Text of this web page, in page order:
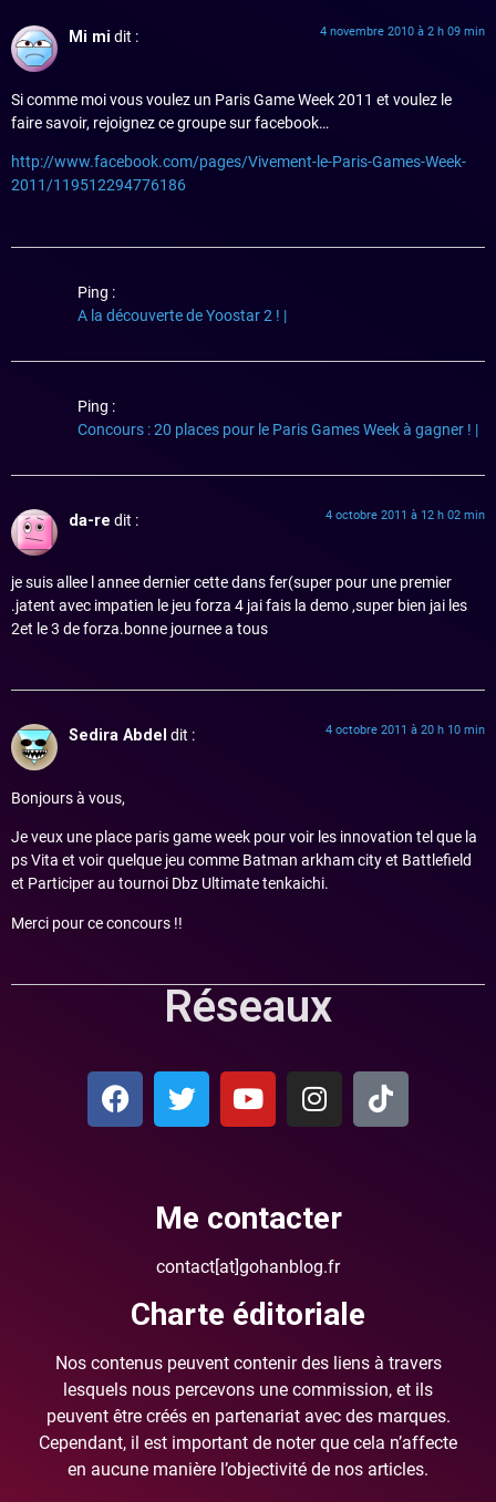
Mi mi dit : 4 novembre 2010 à 2 h 09 min
Si comme moi vous voulez un Paris Game Week 2011 et voulez le
faire savoir, rejoignez ce groupe sur facebook…
http://www.facebook.com/pages/Vivement-le-Paris-Games-Week-
2011/119512294776186
Ping :
A la découverte de Yoostar 2 ! |
Ping :
Concours : 20 places pour le Paris Games Week à gagner ! |
da-re dit : 4 octobre 2011 à 12 h 02 min
je suis allee l annee dernier cette dans fer(super pour une premier
.jatent avec impatien le jeu forza 4 jai fais la demo ,super bien jai les
2et le 3 de forza.bonne journee a tous
Sedira Abdel dit : 4 octobre 2011 à 20 h 10 min
Bonjours à vous,
Je veux une place paris game week pour voir les innovation tel que la
ps Vita et voir quelque jeu comme Batman arkham city et Battlefield
et Participer au tournoi Dbz Ultimate tenkaichi.
Merci pour ce concours !!
Réseaux
Me contacter
contact[at]gohanblog.fr
Charte éditoriale
Nos contenus peuvent contenir des liens à travers
lesquels nous percevons une commission, et ils
peuvent être créés en partenariat avec des marques.
Cependant, il est important de noter que cela n’affecte
en aucune manière l’objectivité de nos articles.